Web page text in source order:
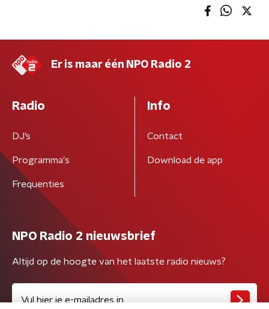
Er is maar één NPO Radio 2
Radio
DJ’s
Programma's
Frequenties
Info
Contact
Download de app
NPO Radio 2 nieuwsbrief
Altijd op de hoogte van het laatste radio nieuws?